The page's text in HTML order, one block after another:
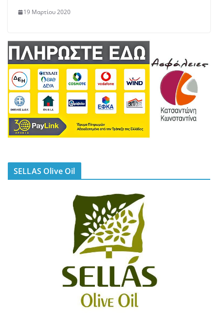
19 Μαρτίου 2020
SELLAS Olive Oil